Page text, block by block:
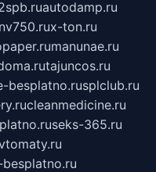
autodamp.ru
nv750.rux-ton.ru
manunae.ru
tajuncos.ru
besplatno.rusplclub.ru
cleanmedicine.ru
seks-365.ru